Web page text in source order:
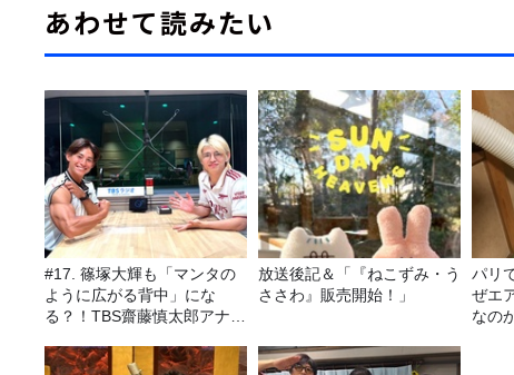
あわせて読みたい
#17. 篠塚大輝も「マンタの
ように広がる背中」にな
る？！TBS齋藤慎太郎アナに
力！！
放送後記＆「『ねこずみ・う
ささわ』販売開始！」
パリ
ぜエ
なの